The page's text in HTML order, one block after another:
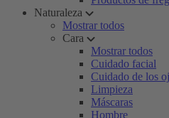
Naturaleza
Mostrar todos
Cara
Mostrar todos
Cuidado facial
Cuidado de los
Limpieza
Máscaras
Hombre